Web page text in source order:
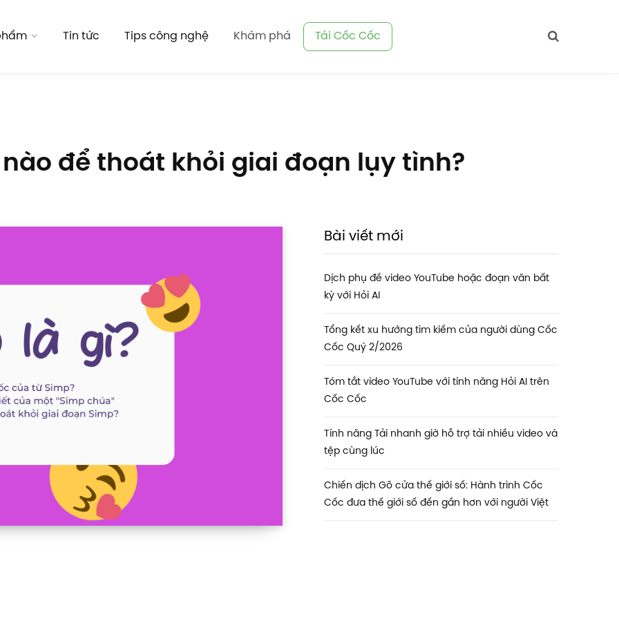
Tin tức Tips công nghệ Khám phá Tải Cốc Cốc
để thoát khỏi giai đoạn lụy tình?
Bài viết mới
Dịch phụ đề video YouTube hoặc đoạn văn bất
kỳ với Hỏi AI
Tổng kết xu hướng tìm kiếm của người dùng Cốc
Cốc Quý 2/2026
Tóm tắt video YouTube với tính năng Hỏi AI trên
Cốc Cốc
Tính năng Tải nhanh giờ hỗ trợ tải nhiều video và
tệp cùng lúc
Chiến dịch Gõ cửa thế giới số: Hành trình Cốc
Cốc đưa thế giới số đến gần hơn với người Việt